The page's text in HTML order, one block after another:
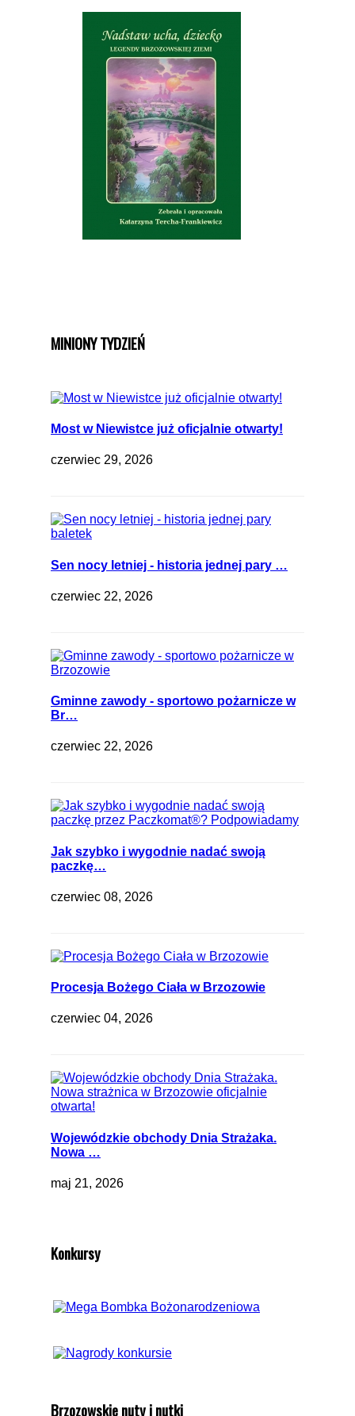
MINIONY TYDZIEŃ
Most w Niewistce już oficjalnie otwarty!
czerwiec 29, 2026
Sen nocy letniej - historia jednej pary …
czerwiec 22, 2026
Gminne zawody - sportowo pożarnicze w
Br…
czerwiec 22, 2026
Jak szybko i wygodnie nadać swoją
paczkę…
czerwiec 08, 2026
Procesja Bożego Ciała w Brzozowie
czerwiec 04, 2026
Wojewódzkie obchody Dnia Strażaka.
Nowa …
maj 21, 2026
Konkursy
Brzozowskie nuty i nutki